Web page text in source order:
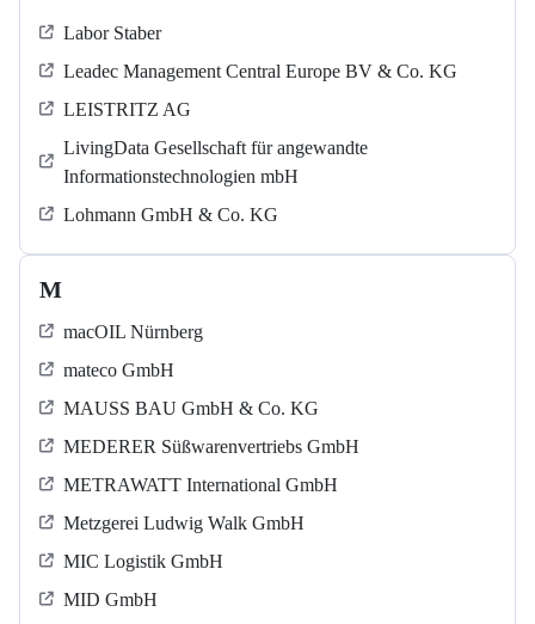
Labor Staber
Leadec Management Central Europe BV & Co. KG
LEISTRITZ AG
LivingData Gesellschaft für angewandte
Informationstechnologien mbH
Lohmann GmbH & Co. KG
M
macOIL Nürnberg
mateco GmbH
MAUSS BAU GmbH & Co. KG
MEDERER Süßwarenvertriebs GmbH
METRAWATT International GmbH
Metzgerei Ludwig Walk GmbH
MIC Logistik GmbH
MID GmbH